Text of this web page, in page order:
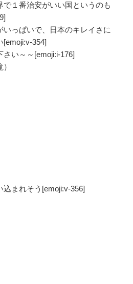
で１番治安がいい国というのも
いっぱいで、日本のキレイさに
[emoji:v-354]
さい～～[emoji:i-176]
まれそう[emoji:v-356]